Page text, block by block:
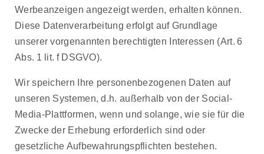
Werbeanzeigen angezeigt werden, erhalten können.
Diese Datenverarbeitung erfolgt auf Grundlage
unserer vorgenannten berechtigten Interessen (Art. 6
Abs. 1 lit. f DSGVO).
Wir speichern Ihre personenbezogenen Daten auf
unseren Systemen, d.h. außerhalb von der Social-
Media-Plattformen, wenn und solange, wie sie für die
Zwecke der Erhebung erforderlich sind oder
gesetzliche Aufbewahrungspflichten bestehen.